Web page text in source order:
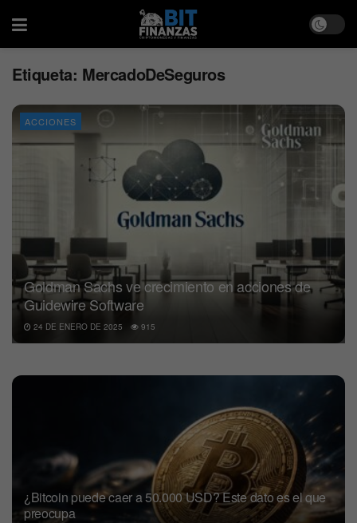
Etiqueta: MercadoDeSeguros
ACCIONES
Goldman Sachs ve crecimiento en acciones de
Guidewire Software
24 DE ENERO DE 2025 915
¿Bitcoin puede caer a 50.000 USD? Este dato es el que
preocupa